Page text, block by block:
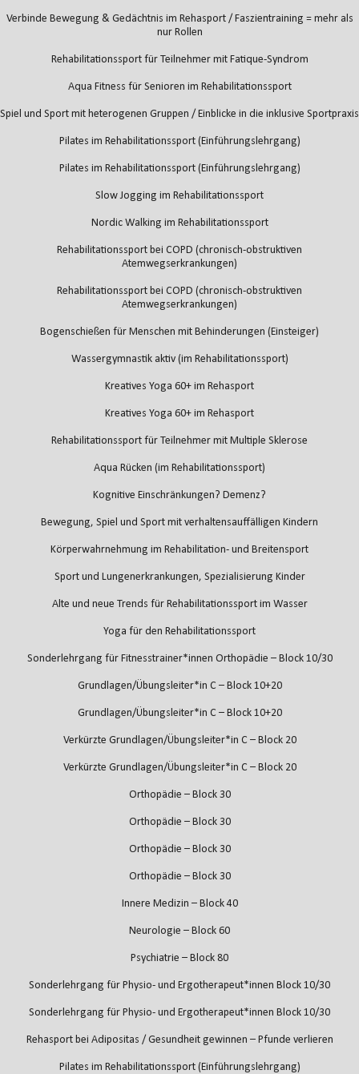
Verbinde Bewegung & Gedächtnis im Rehasport / Faszientraining = mehr als
nur Rollen
Rehabilitationssport für Teilnehmer mit Fatique-Syndrom
Aqua Fitness für Senioren im Rehabilitationssport
Spiel und Sport mit heterogenen Gruppen / Einblicke in die inklusive Sportpraxis
Pilates im Rehabilitationssport (Einführungslehrgang)
Pilates im Rehabilitationssport (Einführungslehrgang)
Slow Jogging im Rehabilitationssport
Nordic Walking im Rehabilitationssport
Rehabilitationssport bei COPD (chronisch-obstruktiven
Atemwegserkrankungen)
Rehabilitationssport bei COPD (chronisch-obstruktiven
Atemwegserkrankungen)
Bogenschießen für Menschen mit Behinderungen (Einsteiger)
Wassergymnastik aktiv (im Rehabilitationssport)
Kreatives Yoga 60+ im Rehasport
Kreatives Yoga 60+ im Rehasport
Rehabilitationssport für Teilnehmer mit Multiple Sklerose
Aqua Rücken (im Rehabilitationssport)
Kognitive Einschränkungen? Demenz?
Bewegung, Spiel und Sport mit verhaltensauffälligen Kindern
Körperwahrnehmung im Rehabilitation- und Breitensport
Sport und Lungenerkrankungen, Spezialisierung Kinder
Alte und neue Trends für Rehabilitationssport im Wasser
Yoga für den Rehabilitationssport
Sonderlehrgang für Fitnesstrainer*innen Orthopädie – Block 10/30
Grundlagen/Übungsleiter*in C – Block 10+20
Grundlagen/Übungsleiter*in C – Block 10+20
Verkürzte Grundlagen/Übungsleiter*in C – Block 20
Verkürzte Grundlagen/Übungsleiter*in C – Block 20
Orthopädie – Block 30
Orthopädie – Block 30
Orthopädie – Block 30
Orthopädie – Block 30
Innere Medizin – Block 40
Neurologie – Block 60
Psychiatrie – Block 80
Sonderlehrgang für Physio- und Ergotherapeut*innen Block 10/30
Sonderlehrgang für Physio- und Ergotherapeut*innen Block 10/30
Rehasport bei Adipositas / Gesundheit gewinnen – Pfunde verlieren
Pilates im Rehabilitationssport (Einführungslehrgang)